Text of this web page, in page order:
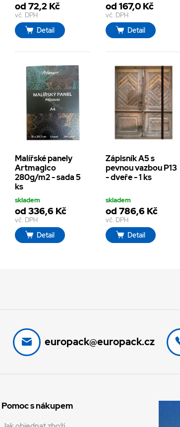
od 72,2 Kč
vč. DPH
Detail
od 167,0 Kč
vč. DPH
Detail
Malířské panely
Artmagico
280g/m2 - sada 5
ks
skladem
od 336,6 Kč
vč. DPH
Detail
Zápisník A5 s
pevnou vazbou P13
- dveře - 1 ks
skladem
od 786,6 Kč
vč. DPH
Detail
europack@europack.cz
Pomoc s nákupem